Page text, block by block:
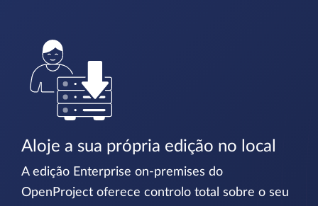
Aloje a sua própria edição no local
A edição Enterprise on-premises do
OpenProject oferece controlo total sobre o seu